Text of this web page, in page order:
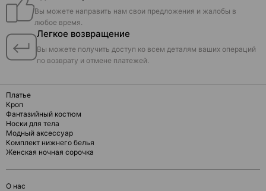
Вы можете направить нам свои предложения и жалобы в
любое время.
Легкое возвращение
Вы можете получить доступ ко всем деталям ваших операций
по возврату и отмене платежей.
Платье
Кроп
Фантазийный костюм
Носки для тела
Модный аксессуар
Комплект нижнего белья
Женская ночная сорочка
О нас